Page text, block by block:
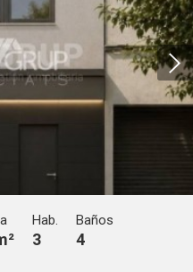
Hab.
3
Baños
4
nuestros servicios.
la aceptación de la
tiene la posibilidad
si así lo desea,